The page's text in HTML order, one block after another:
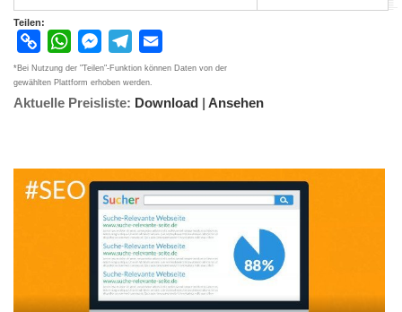
Teilen:
Copy
Link
WhatsAppMessenger
Telegram
*Bei Nutzung der "Teilen"-Funktion können Daten von der
gewählten Plattform erhoben werden.
Aktuelle Preisliste: Download | Ansehen